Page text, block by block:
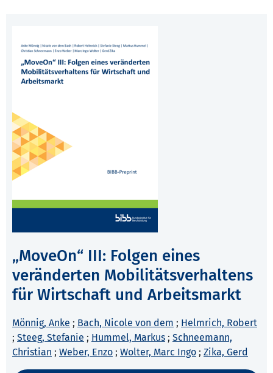
„MoveOn“ III: Folgen eines
veränderten Mobilitätsverhaltens
für Wirtschaft und Arbeitsmarkt
Mönnig, Anke ; Bach, Nicole von dem ; Helmrich, Robert
; Steeg, Stefanie ; Hummel, Markus ; Schneemann,
Christian ; Weber, Enzo ; Wolter, Marc Ingo ; Zika, Gerd